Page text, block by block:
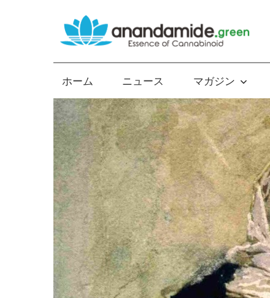
テ
ン
ツ
へ
ス
キ
ッ
プ
ホーム
ニュース マガジン